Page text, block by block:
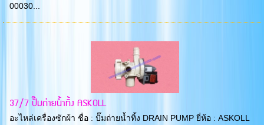
00030...
37/7 ปั๊มถ่ายน้ำทิ้ง ASKOLL
อะไหล่เครื่องซักผ้า ชื่อ : ปั๊มถ่ายน้ำทิ้ง DRAIN PUMP ยี่ห้อ : ASKOLL